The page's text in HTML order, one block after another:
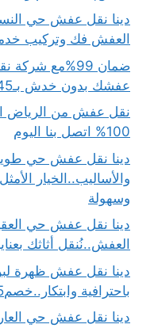
العفش فك وتركيب
ضمان 99%مع
عفشك بدون خدش بـ45%خصم فوري
100% اتصل بنا اليوم
دينا نقل عفش حي
وسهولة
دينا نقل عفش حي
العفش..نُنقل أثاثك
دينا نقل عفش ظهرة
باحترافية وابتكار..خصم35%على جميع خدماتنا